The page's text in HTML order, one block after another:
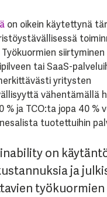
on oikein käytettynä
tai SaaS-
yritysten
vähentämällä
% ja TCO:ta jopa 40 %
tuotettuihin
on
ja
työkuormien